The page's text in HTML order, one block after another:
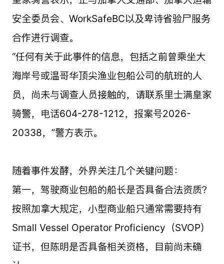
安全委员会、WorkSafeBC以及卑诗省验尸服务
合作进行调查。
“任何有关于此事件的信息，包括之前曾乘坐大
海岸号或温哥华顶尖渔业包船公司的航班的人
员，尚未与调查人员接触的，请联系里士满皇家
骑警，电话604-278-1212，报案号2026-
20338，”警方表示。
随着事件发酵，外界关注几个关键问题：
第一，驾驶商业包船的船长是否具备合法资质？
按照加拿大规定，小型商业船只通常需要持有
Small Vessel Operator Proficiency（SVOP）
证书，但陈明是否具备相关资格，目前尚未确